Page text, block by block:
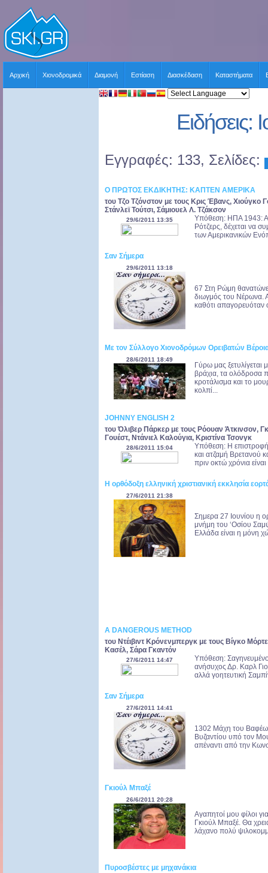
Αρχική Χιονοδρομικά Διαμονή Εστίαση Διασκέδαση Καταστήματα
Ειδήσεις:
Εγγραφές: 133, Σελίδες:
Ο ΠΡΩΤΟΣ ΕΚΔΙΚΗΤΗΣ: ΚΑΠΤΕΝ ΑΜΕΡΙΚΑ
του Τζο Τζόνστον με τους Κρις Έβανς, Χιούγκο
Στάνλεϊ Τούτσι, Σάμιουελ Λ. Τζάκσον
29/6/2011 13:35
Υπόθεση: ΗΠΑ 1943:
Ρότζερς, δέχεται να
των Αμερικανικών
Σαν Σήμερα
29/6/2011 13:18
67 Στη Ρώμη
διωγμός του Νέρωνα.
καθότι
Με τον Σύλλογο Χιονοδρόμων Ορειβατών
28/6/2011 18:49
Γύρω μας ξετυλίγεται
βράχια, τα ολόδροσα
κροτάλισμα και το
κολπί...
JOHNNY ENGLISH 2
του Όλιβερ Πάρκερ με τους Ρόουαν Άτκινσον,
Γουέστ, Ντάνιελ Καλούγια, Κριστίνα Τσονγκ
28/6/2011 15:04
Υπόθεση: Η
και ατζαμή
πριν οκτώ χρόνια
Η ορθόδοξη ελληνική χριστιανική εκκλησία
27/6/2011 21:38
Σημερα 27 Ιουνίου η
μνήμη του ‘Οσίου
Ελλάδα είναι η μόνη
A DANGEROUS METHOD
του Ντέιβιντ Κρόνενμπεργκ με τους Βίγκο
Κασέλ, Σάρα Γκαντόν
27/6/2011 14:47
Υπόθεση:
ανήσυχος Δρ. Καρλ
αλλά γοητευτική
Σαν Σήμερα
27/6/2011 14:41
1302 Μάχη του
Βυζαντίου υπό τον
απέναντι από την
Γκιούλ Μπαξέ
26/6/2011 20:28
Αγαπητοί μου φίλοι
Γκιούλ Μπαξέ. Θα
λάχανο πολύ
Πυροσβέστες με μηχανάκια